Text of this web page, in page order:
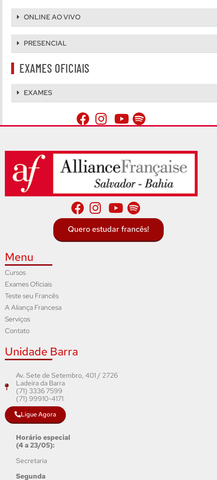
ONLINE AO VIVO
PRESENCIAL
EXAMES OFICIAIS
EXAMES
Quero estudar francês!
Menu
Cursos
Exames Oficiais
Teste seu Francês
A Aliança Francesa
Serviços
Contato
Unidade Barra
Av. Sete de Setembro, 401 / 2726
Ladeira da Barra
(71) 3336 7599
(71) 99910-4171
Ligue Agora
Horário especial
(4 a 23/05):
Secretaria
Segunda